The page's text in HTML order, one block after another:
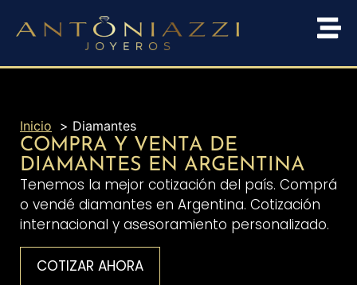
Inicio Diamantes
COMPRA Y VENTA DE
DIAMANTES EN ARGENTINA
Tenemos la mejor cotización del país. Comprá
o vendé diamantes en Argentina. Cotización
internacional y asesoramiento personalizado.
COTIZAR AHORA